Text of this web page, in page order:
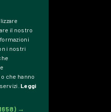
il nostro
i nostri
che hanno
Leggi
→